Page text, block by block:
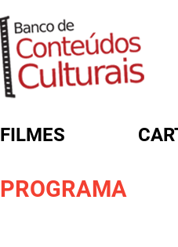
FILMES
PROGRAMA